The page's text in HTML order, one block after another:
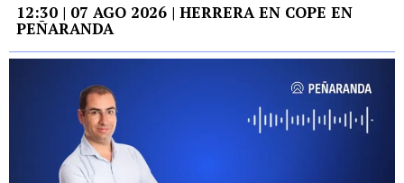
12:30 | 07 AGO 2026 | HERRERA EN COPE EN
PEÑARANDA